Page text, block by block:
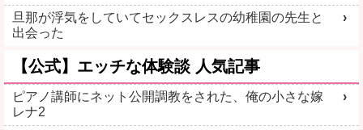
旦那が浮気をしていてセックスレスの幼稚園の先生と
出会った
【公式】エッチな体験談 人気記事
ピアノ講師にネット公開調教をされた、俺の小さな嫁
レナ2